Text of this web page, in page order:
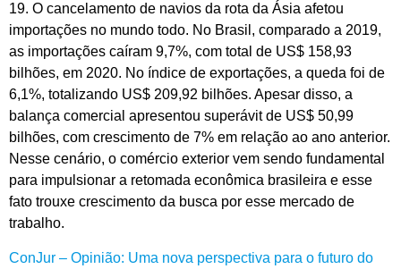
19. O cancelamento de navios da rota da Ásia afetou
importações no mundo todo. No Brasil, comparado a 2019,
as importações caíram 9,7%, com total de US$ 158,93
bilhões, em 2020. No índice de exportações, a queda foi de
6,1%, totalizando US$ 209,92 bilhões. Apesar disso, a
balança comercial apresentou superávit de US$ 50,99
bilhões, com crescimento de 7% em relação ao ano anterior.
Nesse cenário, o comércio exterior vem sendo fundamental
para impulsionar a retomada econômica brasileira e esse
fato trouxe crescimento da busca por esse mercado de
trabalho.
ConJur – Opinião: Uma nova perspectiva para o futuro do